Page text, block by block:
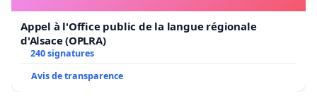
Appel à l'Office public de la langue régionale
d'Alsace (OPLRA)
240 signatures
Avis de transparence